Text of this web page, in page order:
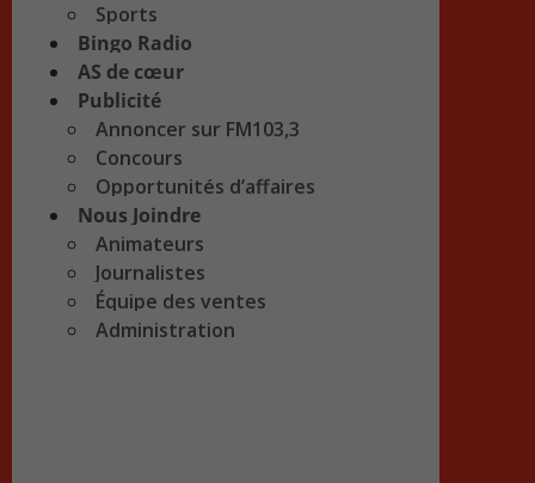
Sports
Bingo Radio
AS de cœur
Publicité
Annoncer sur FM103,3
Concours
Opportunités d’affaires
Nous Joindre
Animateurs
Journalistes
Équipe des ventes
Administration